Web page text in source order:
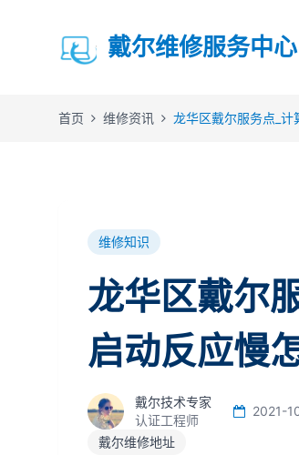
戴尔维修服务中心
首页 维修资讯 龙华区戴尔服务点_
维修知识
龙华区戴尔
启动反应慢
戴尔技术专家
认证工程师
2021-
戴尔维修地址